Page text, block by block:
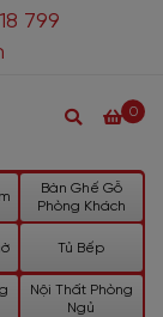
799
0
Bàn Ghế Gỗ
Phòng Khách
Tủ Bếp
Nội Thất Phòng
Ngủ